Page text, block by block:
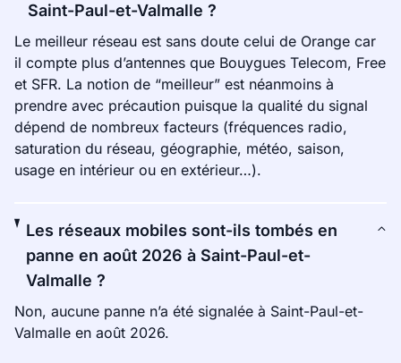
Saint-Paul-et-Valmalle ?
Le meilleur réseau est sans doute celui de Orange car
il compte plus d’antennes que Bouygues Telecom, Free
et SFR. La notion de “meilleur” est néanmoins à
prendre avec précaution puisque la qualité du signal
dépend de nombreux facteurs (fréquences radio,
saturation du réseau, géographie, météo, saison,
usage en intérieur ou en extérieur…).
Les réseaux mobiles sont-ils tombés en
panne en août 2026 à Saint-Paul-et-
Valmalle ?
Non, aucune panne n’a été signalée à Saint-Paul-et-
Valmalle en août 2026.